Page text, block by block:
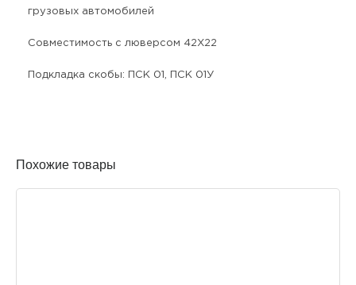
грузовых автомобилей
Совместимость с люверсом 42Х22
Подкладка скобы: ПСК 01, ПСК 01У
Похожие товары